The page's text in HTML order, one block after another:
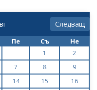
Следващ
Пе Съ Не
1
2
7 8
9
14 15
16